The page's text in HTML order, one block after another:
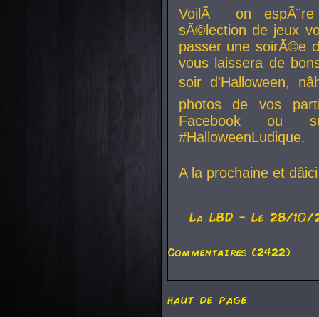
VoilÃ on
sÃ©lection de jeux
passer une soirÃ©e
vous laissera de
soir d'Halloween,
photos de vos
Facebook ou
#HalloweenLudique.
A la prochaine et
La LBD - Le 28/10/
Commentaires (2422)
haut de page